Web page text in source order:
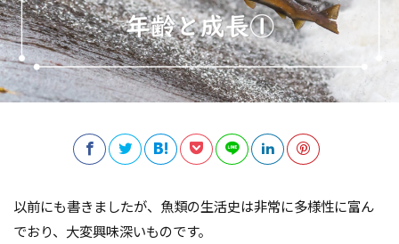
以前にも書きましたが、魚類の生活史は非常に多様性に富ん
でおり、大変興味深いものです。